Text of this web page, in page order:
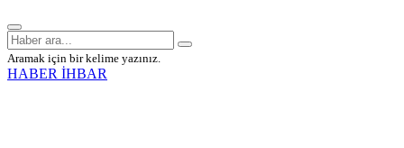
Aramak için bir kelime yazınız.
HABER İHBAR